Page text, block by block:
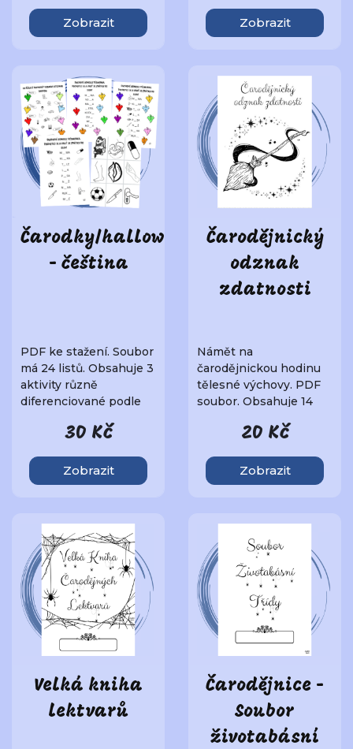
Zobrazit Zobrazit
Čarodky/halloween
- čeština
PDF ke stažení. Soubor
má 24 listů. Obsahuje 3
aktivity různě
diferenciované podle
30 Kč
Zobrazit
Čarodějnický
odznak
zdatnosti
Námět na
čarodějnickou hodinu
tělesné výchovy. PDF
soubor. Obsahuje 14
tipy na ..20 Kč
Zobrazit
Velká kniha
lektvarů
Čarodějnice -
Soubor
životabásní